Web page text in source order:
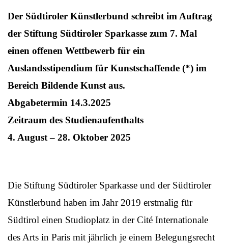
Der Südtiroler Künstlerbund schreibt im Auftrag
der Stiftung Südtiroler Sparkasse zum 7. Mal
einen offenen Wettbewerb für ein
Auslandsstipendium für Kunstschaffende (*) im
Bereich Bildende Kunst aus.
Abgabetermin 14.3.2025
Zeitraum des Studienaufenthalts
4. August – 28. Oktober 2025
Die Stiftung Südtiroler Sparkasse und der Südtiroler
Künstlerbund haben im Jahr 2019 erstmalig für
Südtirol einen Studioplatz in der Cité Internationale
des Arts in Paris mit jährlich je einem Belegungsrecht